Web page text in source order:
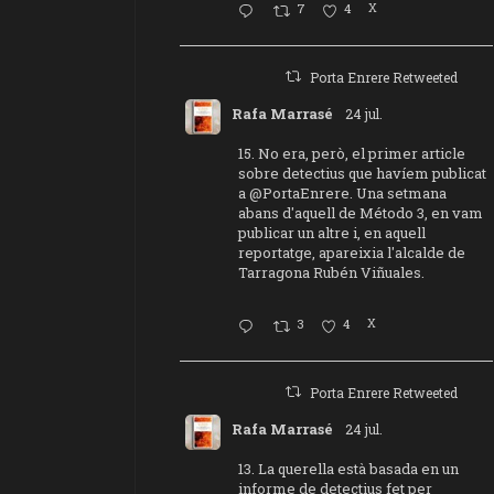
7 4 X
Porta Enrere Retweeted
Rafa Marrasé 24 jul.
15. No era, però, el primer article
sobre detectius que havíem publicat
a@PortaEnrere. Una setmana
abans d'aquell de Método 3, en vam
publicar un altre i, en aquell
reportatge, apareixia l'alcalde de
Tarragona Rubén Viñuales.
3 4 X
Porta Enrere Retweeted
Rafa Marrasé 24 jul.
13. La querella està basada en un
informe de detectius fet per